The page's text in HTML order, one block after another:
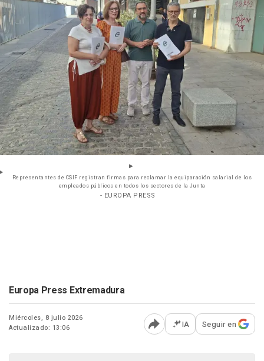
Representantes de CSIF registran firmas para reclamar la equiparación salarial de los
empleados públicos en todos los sectores de la Junta
- EUROPA PRESS
Europa Press Extremadura
Miércoles, 8 julio 2026
Actualizado: 13:06
Abrir opciones para
IA Seguir en